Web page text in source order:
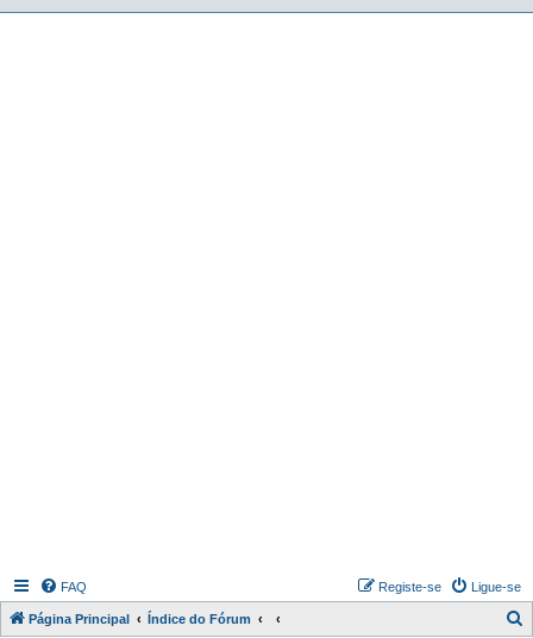
FAQ Ligue-se
Registe-se
Página Principal Índice do Fórum